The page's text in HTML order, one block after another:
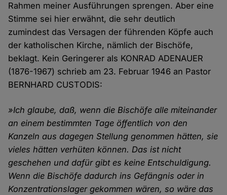
Rahmen meiner Ausführungen sprengen. Aber eine
Stimme sei hier erwähnt, die sehr deutlich
zumindest das Versagen der führenden Köpfe auch
der katholischen Kirche, nämlich der Bischöfe,
beklagt. Kein Geringerer als KONRAD ADENAUER
(1876-1967) schrieb am 23. Februar 1946 an Pastor
BERNHARD CUSTODIS:
»Ich glaube, daß, wenn die Bischöfe alle miteinander
an einem bestimmten Tage öffentlich von den
Kanzeln aus dagegen Stellung genommen hätten, sie
vieles hätten verhüten können. Das ist nicht
geschehen und dafür gibt es keine Entschuldigung.
Wenn die Bischöfe dadurch ins Gefängnis oder in
Konzentrationslager gekommen wären, so wäre das